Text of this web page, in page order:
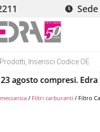
compresi. Edra vi
/ Filtri carburanti / Filtro